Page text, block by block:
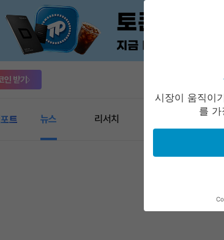
인 받기
트 뉴스 리서치 라
시장이 움직이
를